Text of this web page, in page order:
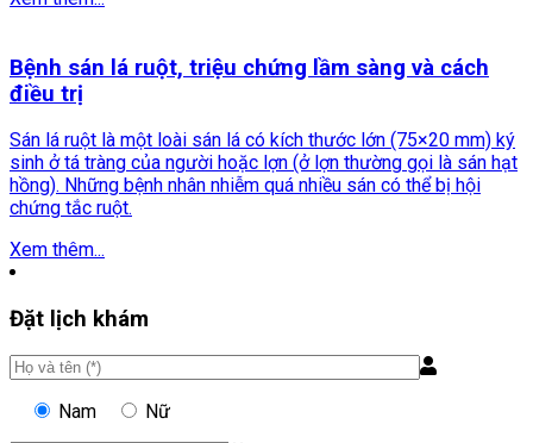
Bệnh sán lá ruột, triệu chứng lầm sàng và cách
điều trị
Sán lá ruột là một loài sán lá có kích thước lớn (75×20 mm) ký
sinh ở tá tràng của người hoặc lợn (ở lợn thường gọi là sán hạt
hồng). Những bệnh nhân nhiễm quá nhiều sán có thể bị hội
chứng tắc ruột.
Xem thêm...
Đặt lịch khám
Nam Nữ